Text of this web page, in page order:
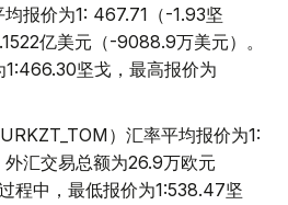
报价为1: 467.71（-1.93坚
亿美元（-9088.9万美元）。
坚戈，最高报价为
）汇率平均报价为1:
汇交易总额为26.9万欧元
程中，最低报价为1:538.47坚